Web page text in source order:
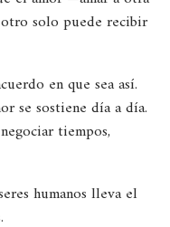
solo puede recibir
en que sea así.
se sostiene día a día.
tiempos,
humanos lleva el